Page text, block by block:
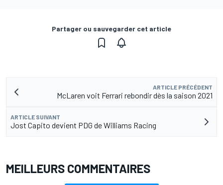
Partager ou sauvegarder cet article
ARTICLE PRÉCÉDENT
McLaren voit Ferrari rebondir dès la saison 2021
ARTICLE SUIVANT
Jost Capito devient PDG de Williams Racing
MEILLEURS COMMENTAIRES